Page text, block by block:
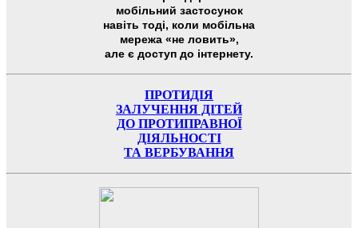
мобільний застосунок
навіть тоді, коли мобільна
мережа «не ловить»,
але є доступ до інтернету.
ПРОТИДІЯ
ЗАЛУЧЕННЯ ДІТЕЙ
ДО ПРОТИПРАВНОЇ
ДІЯЛЬНОСТІ
ТА ВЕРБУВАННЯ